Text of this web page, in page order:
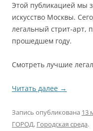
Этой публикацией мы
искусство Москвы.
легальный стрит-арт,
прошедшем году.
Смотреть лучшие
Читать далее →
Запись опубликована 13
ГОРОД, Городская среда.